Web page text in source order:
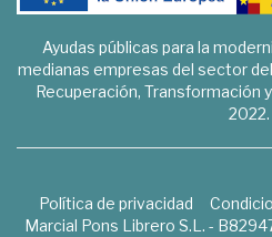
Ayudas públicas para la
medianas empresas del sector
Recuperación, Transformación
2022.
Política de privacidad
Marcial Pons Librero S.L. -